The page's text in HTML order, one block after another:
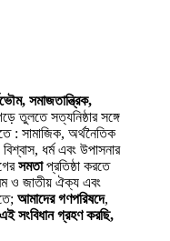
সমাজতান্ত্রিক,
তুলতে সত্যনিষ্ঠার সঙ্গে
: সামাজিক, অর্থনৈতিক
ধর্ম এবং উপাসনার
সমতাপ্রতিষ্ঠা করতে
ও জাতীয় ঐক্য এবং
আমাদের গণপরিষদে,
এই সংবিধান গ্রহণ করছি,